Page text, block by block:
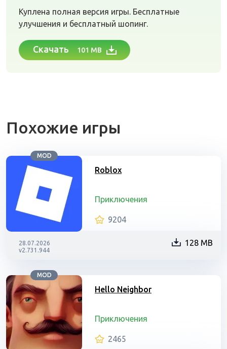
Куплена полная версия игры. Бесплатные
улучшения и бесплатный шопинг.
Скачать 101 MB
Похожие игры
MOD
Roblox
Приключения
9204
28.07.2026
v2.731.944
128 MB
MOD
Hello Neighbor
Приключения
2465